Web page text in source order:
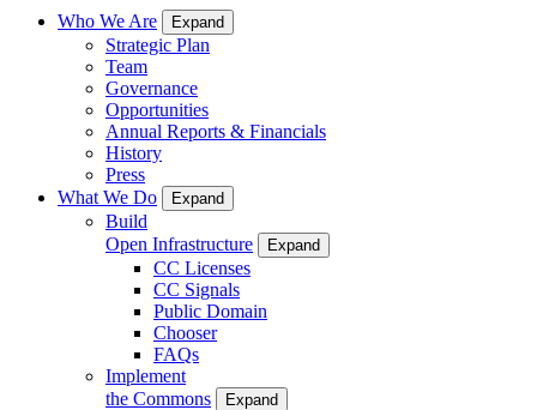
Who We Are Expand
Strategic Plan
Team
Governance
Opportunities
Annual Reports & Financials
History
Press
What We Do
Expand
Build
Open Infrastructure
Expand
CC Licenses
CC Signals
Public Domain
Chooser
FAQs
Implement
the Commons
Expand